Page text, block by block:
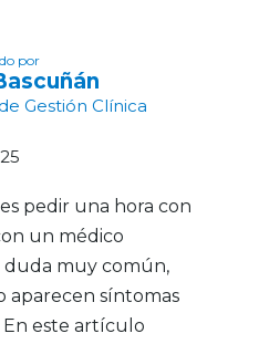
por
Gestión Clínica
pedir una hora con
un médico
duda muy común,
aparecen síntomas
En este artículo